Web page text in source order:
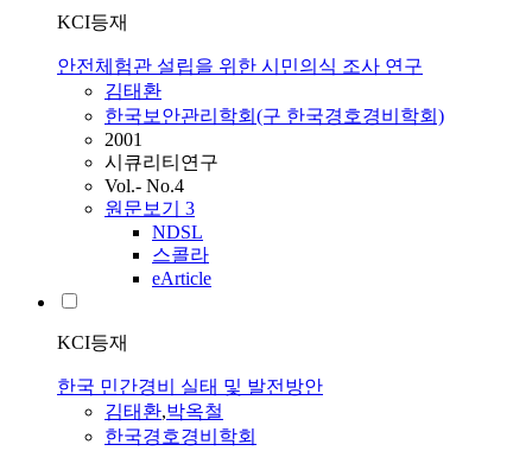
KCI등재
안전체험관 설립을 위한 시민의식 조사 연구
김태환
한국보안관리학회(구 한국경호경비학회)
2001
시큐리티연구
Vol.- No.4
원문보기 3
NDSL
스콜라
eArticle
KCI등재
한국 민간경비 실태 및 발전방안
김태환,박옥철
한국경호경비학회